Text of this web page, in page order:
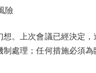
險
上次會議已經決定，
處理；任何措施必須